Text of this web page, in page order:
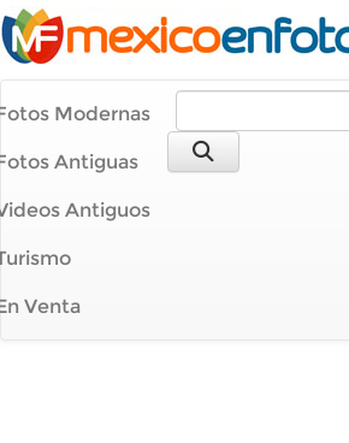
Modernas
Antiguas
Antiguos
Venta